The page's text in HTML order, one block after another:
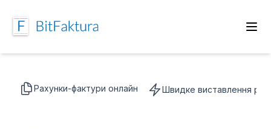
Рахунки-фактури онлайн Швидке виставлення